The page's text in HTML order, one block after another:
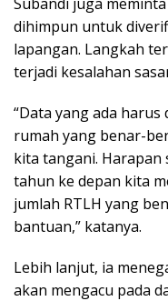
dihimpun untuk
lapangan. Langkah
terjadi kesalahan
“Data yang ada
rumah yang benar-
kita tangani. Harapan
tahun ke depan kita
jumlah RTLH yang
bantuan,” katanya.
Lebih lanjut, ia
akan mengacu pada